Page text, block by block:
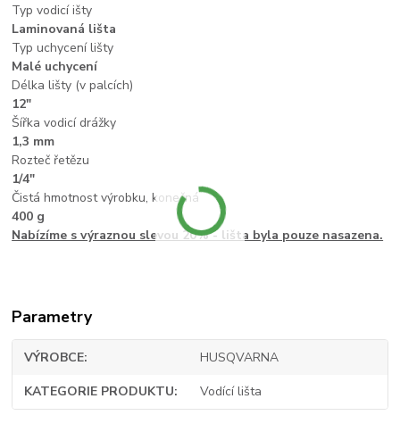
Typ vodicí išty
Laminovaná lišta
Typ uchycení lišty
Malé uchycení
Délka lišty (v palcích)
12"
Šířka vodicí drážky
1,3 mm
Rozteč řetězu
1/4"
Čistá hmotnost výrobku, konečná
400 g
Nabízíme s výraznou slevou 20% - lišta byla pouze nasazena.
Parametry
VÝROBCE HUSQVARNA
KATEGORIE PRODUKTU Vodící lišta